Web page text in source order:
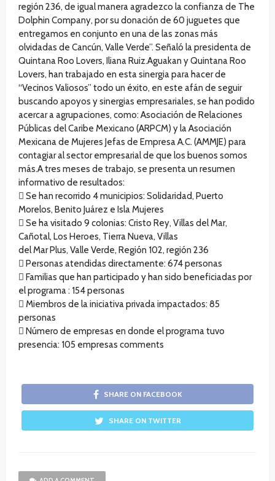
región 236, de igual manera agradezco la confianza de The
Dolphin Company, por su donación de 60 juguetes que
entregamos en conjunto en una de las zonas más
olvidadas de Cancún, Valle Verde”. Señaló la presidenta de
Quintana Roo Lovers, Iliana Ruiz.Aguakan y Quintana Roo
Lovers, han trabajado en esta sinergia para hacer de
“Vecinos Valiosos” todo un éxito, en este afán de seguir
buscando apoyos y sinergias empresariales, se han podido
acercar a agrupaciones, como: Asociación de Relaciones
Públicas del Caribe Mexicano (ARPCM) y la Asociación
Mexicana de Mujeres Jefas de Empresa A.C. (AMMJE) para
contagiar al sector empresarial de que los buenos somos
más.A tres meses de trabajo, se presenta un resumen
informativo de resultados:
 Se han recorrido 4 municipios: Solidaridad, Puerto
Morelos, Benito Juárez e Isla Mujeres
 Se ha visitado 9 colonias: Cristo Rey, Villas del Mar,
Cañotal, Los Heroes, Tierra Nueva, Villas
del Mar Plus, Valle Verde, Región 102, región 236
 Personas atendidas directamente: 674 personas
 Familias que han participado y han sido beneficiadas por
el programa : 154 personas
 Miembros de la iniciativa privada impactados: 85
personas
 Número de empresas en donde el programa tuvo
presencia: 105 empresas comments
SHARE ON FACEBOOK
SHARE ON TWITTER